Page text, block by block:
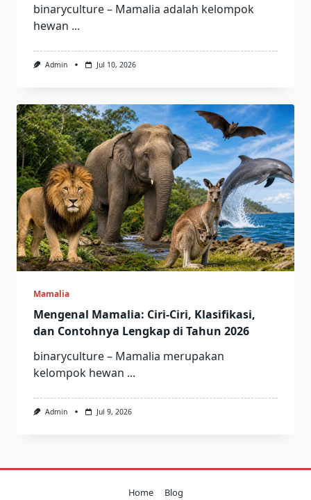
binaryculture – Mamalia adalah kelompok
hewan ...
Admin Jul 10, 2026
Mamalia
Mengenal Mamalia: Ciri-Ciri, Klasifikasi,
dan Contohnya Lengkap di Tahun 2026
binaryculture – Mamalia merupakan
kelompok hewan ...
Admin Jul 9, 2026
Home Blog